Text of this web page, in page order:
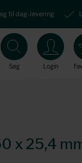
til dag-levering
Søg Login
x 25,4